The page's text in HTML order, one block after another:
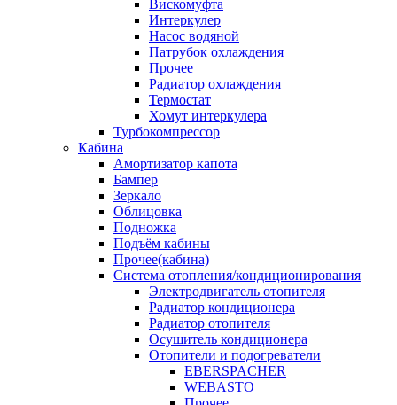
Вискомуфта
Интеркулер
Насос водяной
Патрубок охлаждения
Прочее
Радиатор охлаждения
Термостат
Хомут интеркулера
Турбокомпрессор
Кабина
Амортизатор капота
Бампер
Зеркало
Облицовка
Подножка
Подъём кабины
Прочее(кабина)
Система отопления/кондиционирования
Электродвигатель отопителя
Радиатор кондиционера
Радиатор отопителя
Осушитель кондиционера
Отопители и подогреватели
EBERSPACHER
WEBASTO